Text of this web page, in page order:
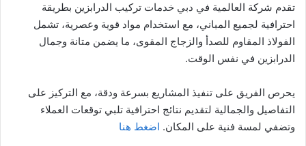
تقدم شركة العالمية في دبي خدمات تركيب الدرابزين بطريقة
احترافية لجميع المباني، مع استخدام مواد قوية وعصرية، تشمل
الفولاذ المقاوم للصدأ والزجاج المقوى، ما يضمن متانة وجمال
الدرابزين في نفس الوقت.
يحرص الفريق على تنفيذ المشاريع بسرعة ودقة، مع التركيز على
التفاصيل والجمالية لتقديم نتائج احترافية تلبي توقعات العملاء
وتضفي لمسة فنية على المكان. اضغط هنا